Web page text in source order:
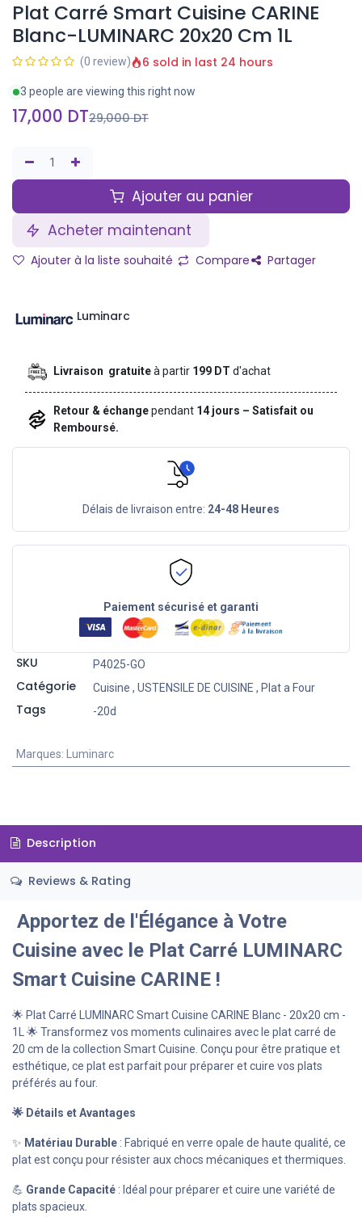
Plat Carré Smart Cuisine CARINE
Blanc-LUMINARC 20x20 Cm 1L
(0 review) 6 sold in last 24 hours
3 people are viewing this right now
17,000 DT29,000DT
Ajouter au panier
Acheter maintenant
Ajouter à la liste souhaité Compare Partager
Luminarc
Livraison gratuiteà partir 199 DTd'achat
Retour & échangependant 14 jours – Satisfait ou
Remboursé.
Délais de livraison entre: 24-48 Heures
Paiement sécurisé et garanti
SKU P4025-GO
Catégorie Cuisine , USTENSILE DE CUISINE , Plat a Four
Tags -20d
Marques: Luminarc
Description
Reviews & Rating
Apportez de l'Élégance à Votre
Cuisine avec le Plat Carré LUMINARC
Smart Cuisine CARINE !
🌟 Plat Carré LUMINARC Smart Cuisine CARINE Blanc - 20x20 cm -
1L 🌟 Transformez vos moments culinaires avec le plat carré de
20 cm de la collection Smart Cuisine. Conçu pour être pratique et
esthétique, ce plat est parfait pour préparer et cuire vos plats
préférés au four.
🌟 Détails et Avantages
✨ Matériau Durable : Fabriqué en verre opale de haute qualité, ce
plat est conçu pour résister aux chocs mécaniques et thermiques.
💪 Grande Capacité : Idéal pour préparer et cuire une variété de
plats spacieux.